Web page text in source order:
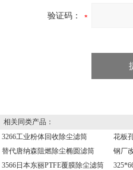
验证码：
相关同类产品：
3266工业粉体回收除尘滤筒
花板
替代唐纳森阻燃除尘椭圆滤筒
钢厂
3566日本东丽PTFE覆膜除尘滤筒